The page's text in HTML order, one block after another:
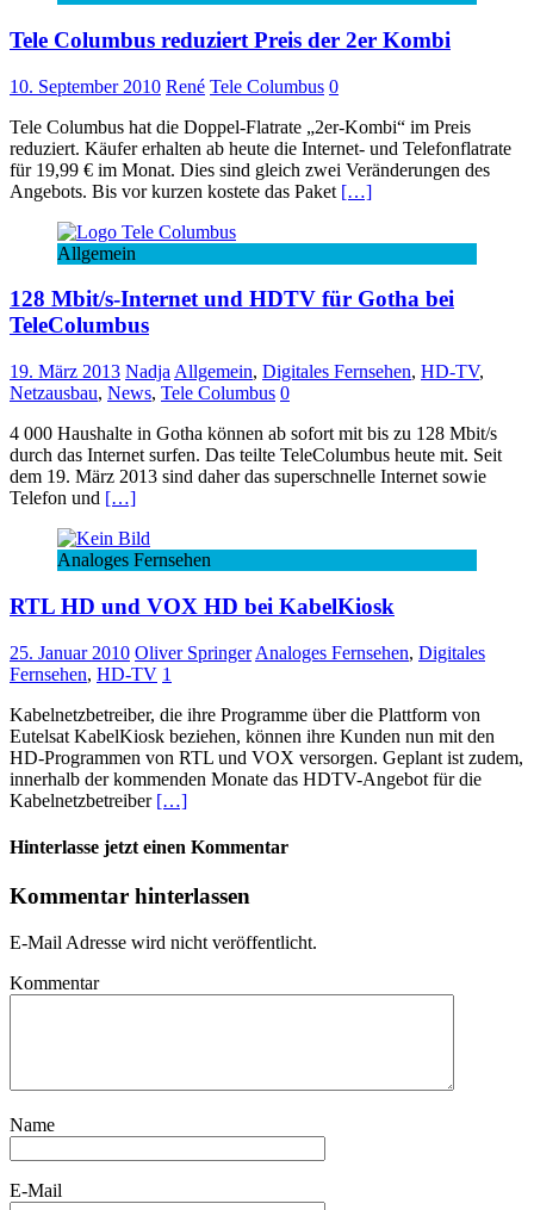
Tele Columbus reduziert Preis der 2er Kombi
10. September 2010 René Tele Columbus 0
Tele Columbus hat die Doppel-Flatrate „2er-Kombi“ im Preis
reduziert. Käufer erhalten ab heute die Internet- und Telefonflatrate
für 19,99 € im Monat. Dies sind gleich zwei Veränderungen des
Angebots. Bis vor kurzen kostete das Paket […]
Allgemein
128 Mbit/s-Internet und HDTV für Gotha bei
TeleColumbus
19. März 2013 Nadja Allgemein, Digitales Fernsehen, HD-TV,
Netzausbau, News, Tele Columbus 0
4 000 Haushalte in Gotha können ab sofort mit bis zu 128 Mbit/s
durch das Internet surfen. Das teilte TeleColumbus heute mit. Seit
dem 19. März 2013 sind daher das superschnelle Internet sowie
Telefon und […]
Analoges Fernsehen
RTL HD und VOX HD bei KabelKiosk
25. Januar 2010 Oliver Springer Analoges Fernsehen, Digitales
Fernsehen, HD-TV 1
Kabelnetzbetreiber, die ihre Programme über die Plattform von
Eutelsat KabelKiosk beziehen, können ihre Kunden nun mit den
HD-Programmen von RTL und VOX versorgen. Geplant ist zudem,
innerhalb der kommenden Monate das HDTV-Angebot für die
Kabelnetzbetreiber […]
Hinterlasse jetzt einen Kommentar
Kommentar hinterlassen
E-Mail Adresse wird nicht veröffentlicht.
Kommentar
Name
E-Mail